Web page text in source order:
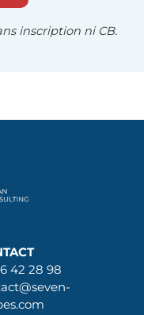
inscription ni CB.
42 28 98